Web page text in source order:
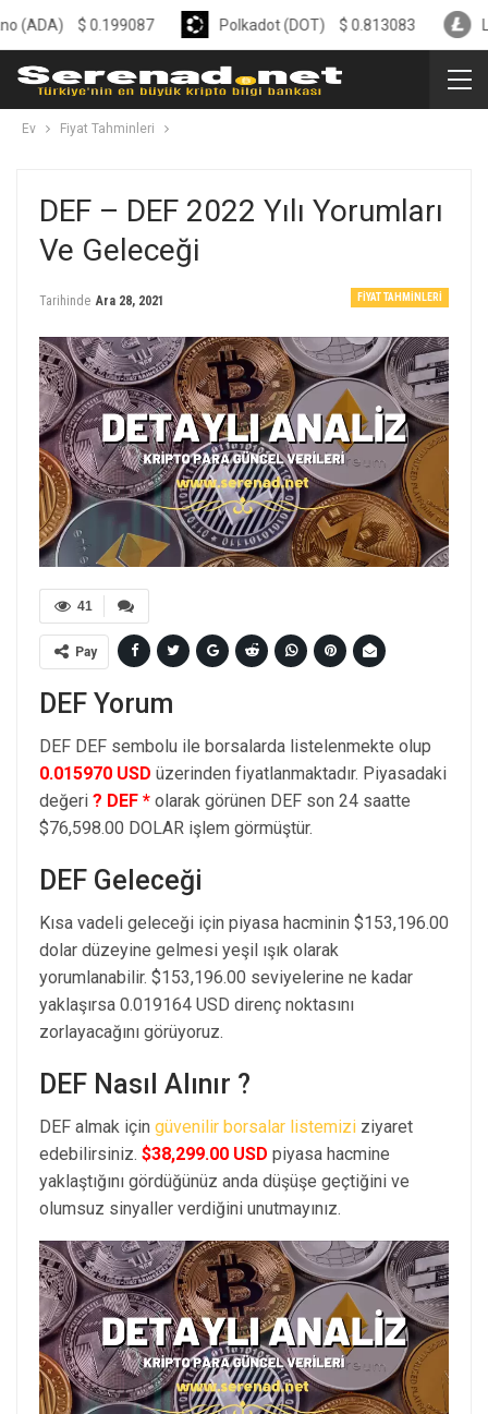
Ev Fiyat Tahminleri
DEF – DEF 2022 Yılı Yorumları
Ve Geleceği
FIYAT TAHMINLERI
Tarihinde Ara 28, 2021
41
Pay
DEF Yorum
DEF DEF sembolu ile borsalarda listelenmekte olup
0.015970 USD üzerinden fiyatlanmaktadır. Piyasadaki
değeri ? DEF * olarak görünen DEF son 24 saatte
$76,598.00 DOLAR işlem görmüştür.
DEF Geleceği
Kısa vadeli geleceği için piyasa hacminin $153,196.00
dolar düzeyine gelmesi yeşil ışık olarak
yorumlanabilir. $153,196.00 seviyelerine ne kadar
yaklaşırsa 0.019164 USD direnç noktasını
zorlayacağını görüyoruz.
DEF Nasıl Alınır ?
DEF almak için güvenilir borsalar listemizi ziyaret
edebilirsiniz. $38,299.00 USD piyasa hacmine
yaklaştığını gördüğünüz anda düşüşe geçtiğini ve
olumsuz sinyaller verdiğini unutmayınız.
$0.199087 Polkadot (DOT) $0.813083 Litecoin